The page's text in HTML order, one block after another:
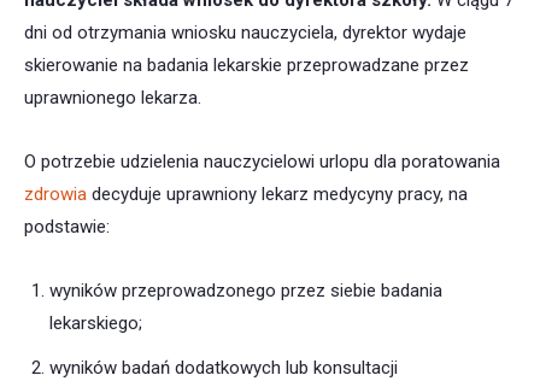
dni od otrzymania wniosku nauczyciela, dyrektor wydaje
skierowanie na badania lekarskie przeprowadzane przez
uprawnionego lekarza.
O potrzebie udzielenia nauczycielowi urlopu dla poratowania
zdrowia decyduje uprawniony lekarz medycyny pracy, na
podstawie:
wyników przeprowadzonego przez siebie badania
lekarskiego;
wyników badań dodatkowych lub konsultacji